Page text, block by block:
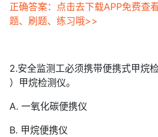
正确答案：点击去下载APP免费查
题、刷题、练习哦>>
2.安全监测工必须携带便携式甲烷
）甲烷检测仪。
A. 一氧化碳便携仪
B. 甲烷便携仪